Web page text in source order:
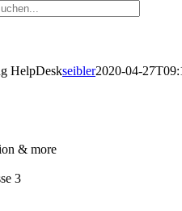
HelpDeskseibler2020-04-
& more
3